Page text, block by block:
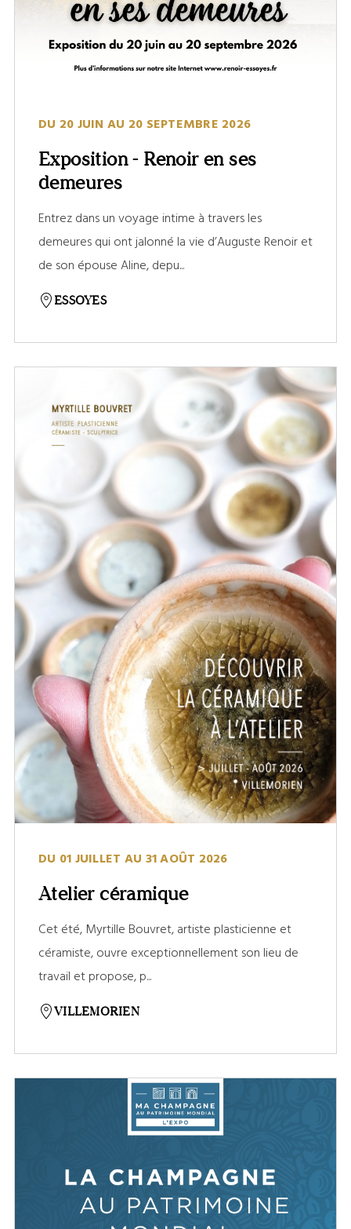
DU 20 JUIN AU 20 SEPTEMBRE 2026
Exposition - Renoir en ses
demeures
Entrez dans un voyage intime à travers les
demeures qui ont jalonné la vie d’Auguste Renoir et
de son épouse Aline, depu...
ESSOYES
DU 01 JUILLET AU 31 AOÛT 2026
Atelier céramique
Cet été, Myrtille Bouvret, artiste plasticienne et
céramiste, ouvre exceptionnellement son lieu de
travail et propose, p...
VILLEMORIEN